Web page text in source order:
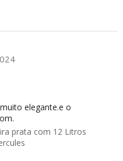
elegante.e o
prata com 12 Litros